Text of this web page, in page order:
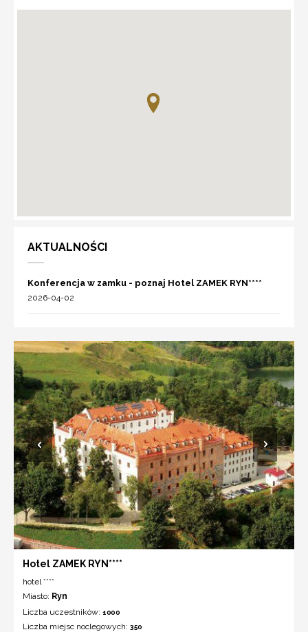
AKTUALNOŚCI
Konferencja w zamku - poznaj Hotel ZAMEK RYN****
2026-04-02
Hotel ZAMEK RYN****
hotel ****
Miasto: Ryn
Liczba uczestników: 1000
Liczba miejsc noclegowych: 350